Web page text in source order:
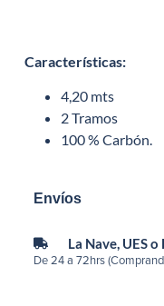
Características:
4,20 mts
2 Tramos
100 % Carbón.
Envíos
La Nave, UES
De 24 a 72hrs